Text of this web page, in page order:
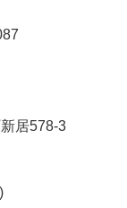
居578-3